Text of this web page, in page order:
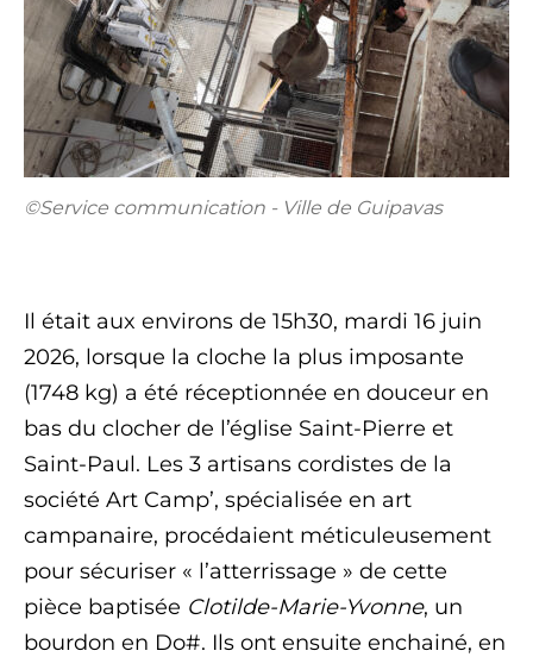
©Service communication - Ville de Guipavas
Il était aux environs de 15h30, mardi 16 juin
2026, lorsque la cloche la plus imposante
(1748 kg) a été réceptionnée en douceur en
bas du clocher de l’église Saint-Pierre et
Saint-Paul. Les 3 artisans cordistes de la
société Art Camp’, spécialisée en art
campanaire, procédaient méticuleusement
pour sécuriser « l’atterrissage » de cette
pièce baptisée Clotilde-Marie-Yvonne, un
bourdon en Do#. Ils ont ensuite enchainé, en